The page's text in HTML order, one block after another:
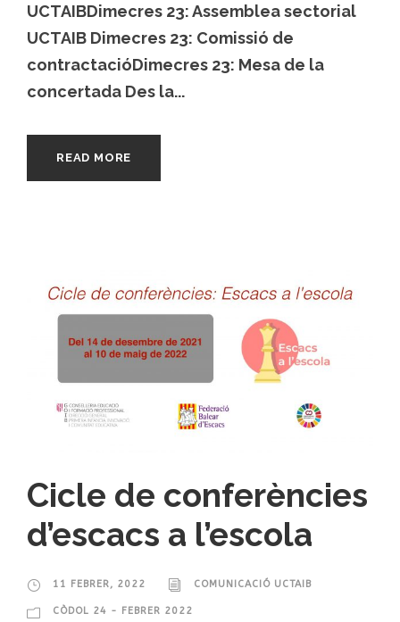
UCTAIBDimecres 23: Assemblea sectorial
UCTAIB Dimecres 23: Comissió de
contractacióDimecres 23: Mesa de la
concertada Des la...
READ MORE
Cicle de conferències
d’escacs a l’escola
11 FEBRER, 2022 COMUNICACIÓ UCTAIB
CÒDOL 24 - FEBRER 2022